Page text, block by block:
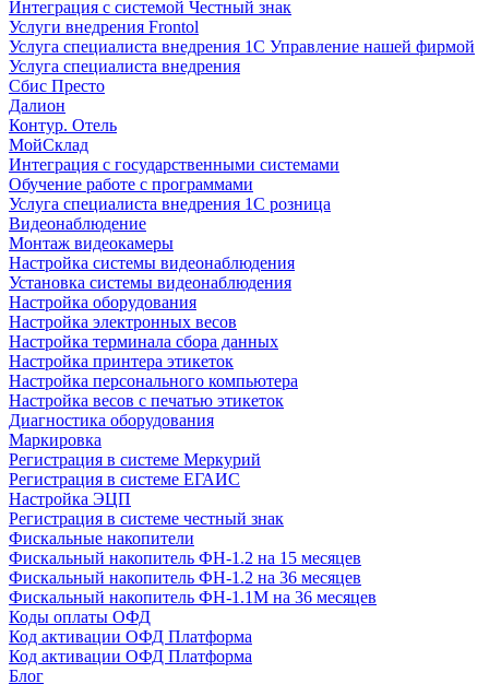
Интеграция с системой Честный знак
Услуги внедрения Frontol
Услуга специалиста внедрения 1С Управление нашей фирмой
Услуга специалиста внедрения
Сбис Престо
Далион
Контур. Отель
МойСклад
Интеграция с государственными системами
Обучение работе с программами
Услуга специалиста внедрения 1С розница
Видеонаблюдение
Монтаж видеокамеры
Настройка системы видеонаблюдения
Установка системы видеонаблюдения
Настройка оборудования
Настройка электронных весов
Настройка терминала сбора данных
Настройка принтера этикеток
Настройка персонального компьютера
Настройка весов с печатью этикеток
Диагностика оборудования
Маркировка
Регистрация в системе Меркурий
Регистрация в системе ЕГАИС
Настройка ЭЦП
Регистрация в системе честный знак
Фискальные накопители
Фискальный накопитель ФН-1.2 на 15 месяцев
Фискальный накопитель ФН-1.2 на 36 месяцев
Фискальный накопитель ФН-1.1М на 36 месяцев
Коды оплаты ОФД
Код активации ОФД Платформа
Код активации ОФД Платформа
Блог